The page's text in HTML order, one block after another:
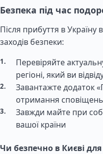
Безпека під час
Після прибуття в
заходів безпеки:
Перевіряйте
регіоні, який ви
Завантажте додаток
отримання
Завжди майте при
вашої країни
Чи безпечно в Києві для